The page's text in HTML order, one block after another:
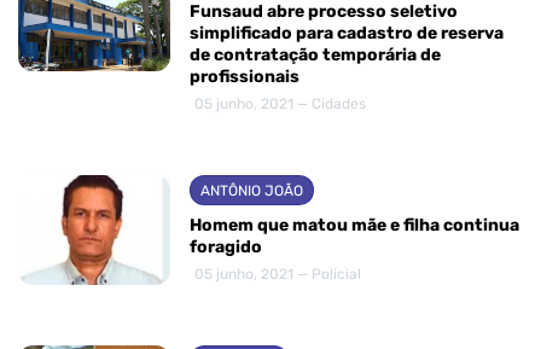
Funsaud abre processo seletivo
simplificado para cadastro de reserva
de contratação temporária de
profissionais
05 junho, 2021 — Cidades
ANTÔNIO JOÃO
Homem que matou mãe e filha continua
foragido
05 junho, 2021 — Policial